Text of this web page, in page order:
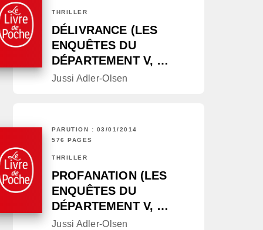
THRILLER
DÉLIVRANCE (LES
ENQUÊTES DU
DÉPARTEMENT V, …
Jussi Adler-Olsen
PARUTION : 03/01/2014
576 PAGES
THRILLER
PROFANATION (LES
ENQUÊTES DU
DÉPARTEMENT V, …
Jussi Adler-Olsen